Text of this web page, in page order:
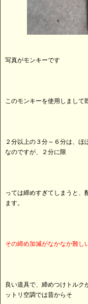
写真がモンキーです
このモンキーを使用しまして
２分以上の３分～６分は、ほ
なのですが、２分に限
っては締めすぎてしまうと、
ます。
その締め加減がなかなか難し
良い道具で、締めつけトルク
ットリ空調では昔からそ